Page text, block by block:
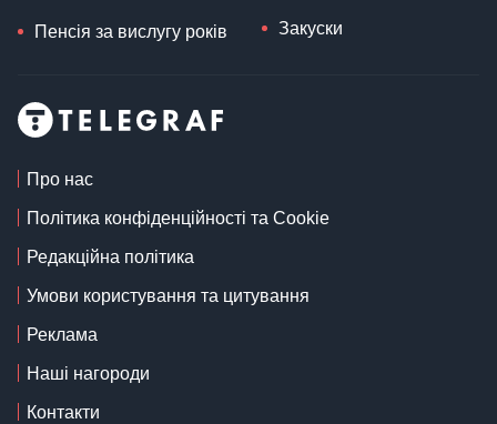
Пенсія за вислугу років Закуски
Про нас
Політика конфіденційності та Cookie
Редакційна політика
Умови користування та цитування
Реклама
Наші нагороди
Контакти